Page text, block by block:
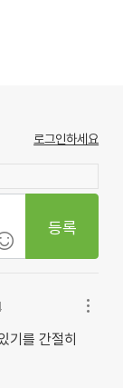
로그인하세요
등록
기를 간절히